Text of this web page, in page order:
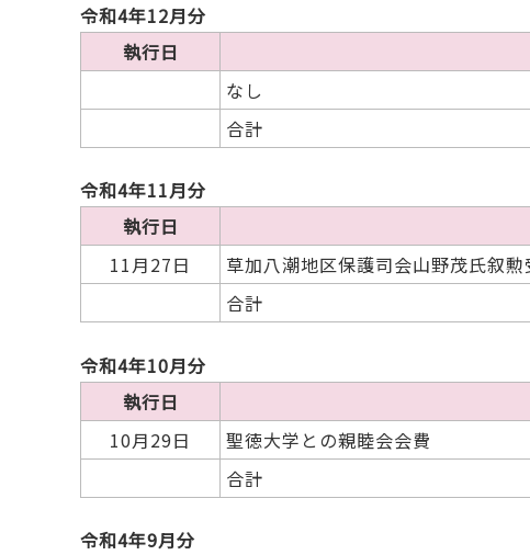
令和4年12月分
執行日
なし
合計
令和4年11月分
執行日
11月27日
草加八潮地区保護司会山野茂氏叙
合計
令和4年10月分
執行日
10月29日
聖徳大学との親睦会会費
合計
令和4年9月分